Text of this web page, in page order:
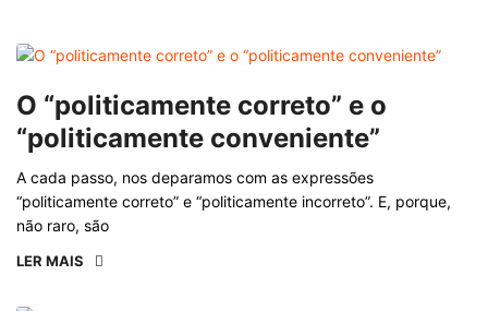
O “politicamente correto” e o
“politicamente conveniente”
A cada passo, nos deparamos com as expressões
“politicamente correto” e “politicamente incorreto”. E, porque,
não raro, são
LER MAIS